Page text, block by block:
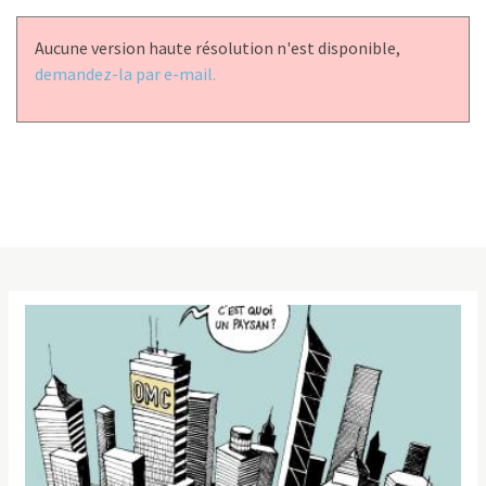
Aucune version haute résolution n'est disponible,
demandez-la par e-mail.